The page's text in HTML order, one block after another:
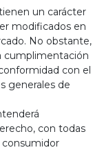
un carácter
modificados en
No obstante,
cumplimentación
con el
generales de
con todas
consumidor